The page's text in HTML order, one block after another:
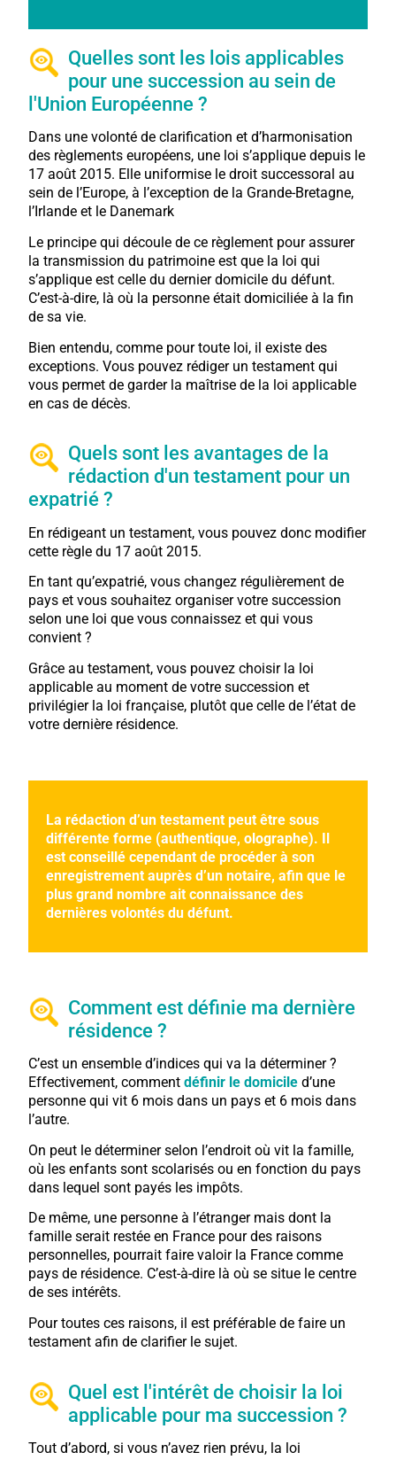
Quelles sont les lois applicables
pour une succession au sein de
l'Union Européenne ?
Dans une volonté de clarification et d’harmonisation
des règlements européens, une loi s’applique depuis le
17 août 2015. Elle uniformise le droit successoral au
sein de l’Europe, à l’exception de la Grande-Bretagne,
l’Irlande et le Danemark
Le principe qui découle de ce règlement pour assurer
la transmission du patrimoine est que la loi qui
s’applique est celle du dernier domicile du défunt.
C’est-à-dire, là où la personne était domiciliée à la fin
de sa vie.
Bien entendu, comme pour toute loi, il existe des
exceptions. Vous pouvez rédiger un testament qui
vous permet de garder la maîtrise de la loi applicable
en cas de décès.
Quels sont les avantages de la
rédaction d'un testament pour un
expatrié ?
En rédigeant un testament, vous pouvez donc modifier
cette règle du 17 août 2015.
En tant qu’expatrié, vous changez régulièrement de
pays et vous souhaitez organiser votre succession
selon une loi que vous connaissez et qui vous
convient ?
Grâce au testament, vous pouvez choisir la loi
applicable au moment de votre succession et
privilégier la loi française, plutôt que celle de l’état de
votre dernière résidence.
La rédaction d’un testament peut être sous
différente forme (authentique, olographe). Il
est conseillé cependant de procéder à son
enregistrement auprès d’un notaire, afin que le
plus grand nombre ait connaissance des
dernières volontés du défunt.
Comment est définie ma dernière
résidence ?
C’est un ensemble d’indices qui va la déterminer ?
Effectivement, commentdéfinir le domicile d’une
personne qui vit 6 mois dans un pays et 6 mois dans
l’autre.
On peut le déterminer selon l’endroit où vit la famille,
où les enfants sont scolarisés ou en fonction du pays
dans lequel sont payés les impôts.
De même, une personne à l’étranger mais dont la
famille serait restée en France pour des raisons
personnelles, pourrait faire valoir la France comme
pays de résidence. C’est-à-dire là où se situe le centre
de ses intérêts.
Pour toutes ces raisons, il est préférable de faire un
testament afin de clarifier le sujet.
Quel est l'intérêt de choisir la loi
applicable pour ma succession ?
Tout d’abord, si vous n’avez rien prévu, la loi